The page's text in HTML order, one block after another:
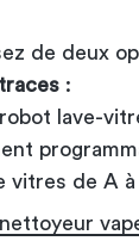
de deux
:
lave-
vitres de A
nettoyeur